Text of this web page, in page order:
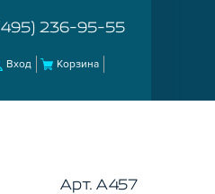
236-95-55
Вход Корзина
Арт. A457